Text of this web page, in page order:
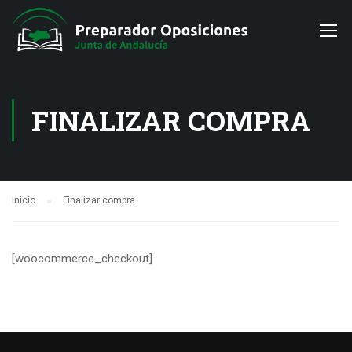
FINALIZAR COMPRA
Inicio Finalizar compra
[woocommerce_checkout]